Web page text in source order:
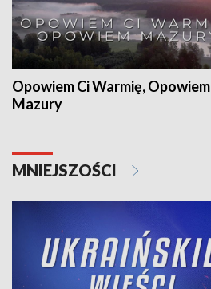
Opowiem Ci Warmię, Opowiem
Mazury
MNIEJSZOŚCI